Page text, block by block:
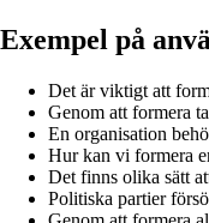
Exempel på
Det är viktigt att
Genom att formera
En organisation
Hur kan vi formera
Det finns olika sätt
Politiska partier